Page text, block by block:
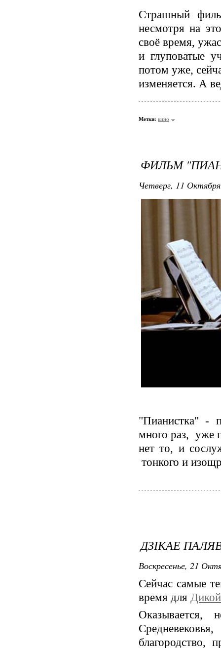
Страшный
несмотря на
своё время,
и глуповатые
потом уже,
изменяется. А
Метки: кино
ФИЛЬМ
Четверг, 11
"Пианистка" -
много раз, уже
нет то, и
тонкого и
ДЗІКАЕ
Воскресенье, 21
Сейчас самые
время для
Оказывается,
благородство,